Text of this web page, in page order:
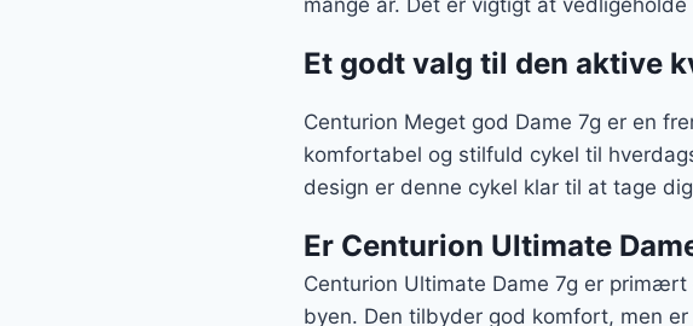
Et godt valg til den aktive
Centurion Meget god Dame 7g er en
komfortabel og stilfuld cykel til
design er denne cykel klar til at tage
Er Centurion Ultimate
Centurion Ultimate Dame 7g er
byen. Den tilbyder god komfort, men